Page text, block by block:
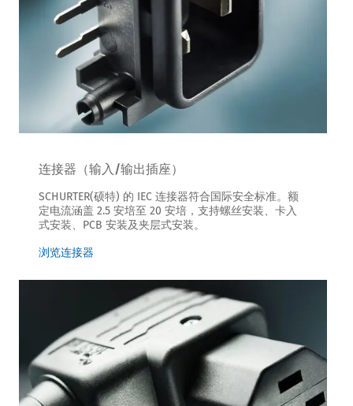
连接器（输入/输出插座）
SCHURTER(硕特) 的 IEC 连接器符合国际安全标准。额
定电流涵盖 2.5 安培至 20 安培，支持螺丝安装、卡入
式安装、PCB 安装及夹层式安装。
浏览连接器